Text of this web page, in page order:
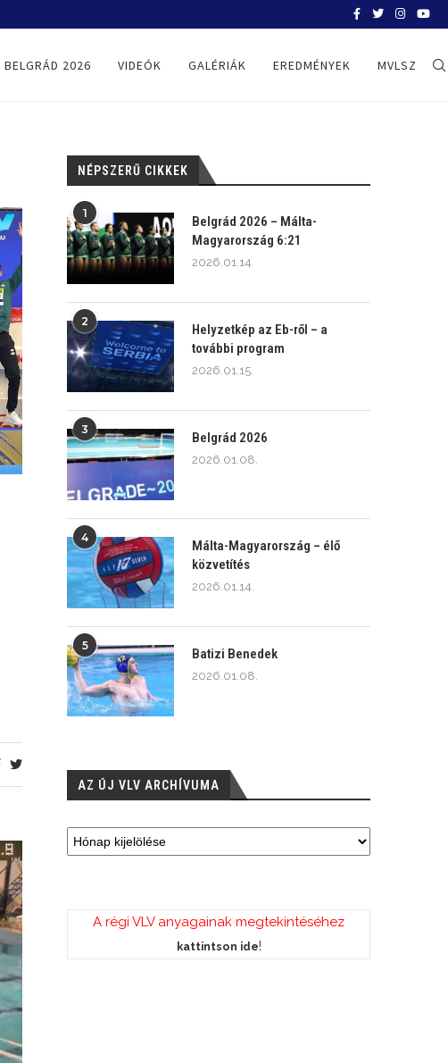
BELGRÁD 2026 VIDEÓK GALÉRIÁK EREDMÉNYEK MVLSZ
NÉPSZERŰ CIKKEK
1
Belgrád 2026 – Málta-
Magyarország 6:21
2026.01.14.
2
Helyzetkép az Eb-ről – a
további program
2026.01.15.
3
Belgrád 2026
2026.01.08.
4
Málta-Magyarország – élő
közvetítés
2026.01.14.
5
Batizi Benedek
2026.01.08.
AZ ÚJ VLV ARCHÍVUMA
A régi VLV anyagainak megtekintéséhez
kattintson ide!